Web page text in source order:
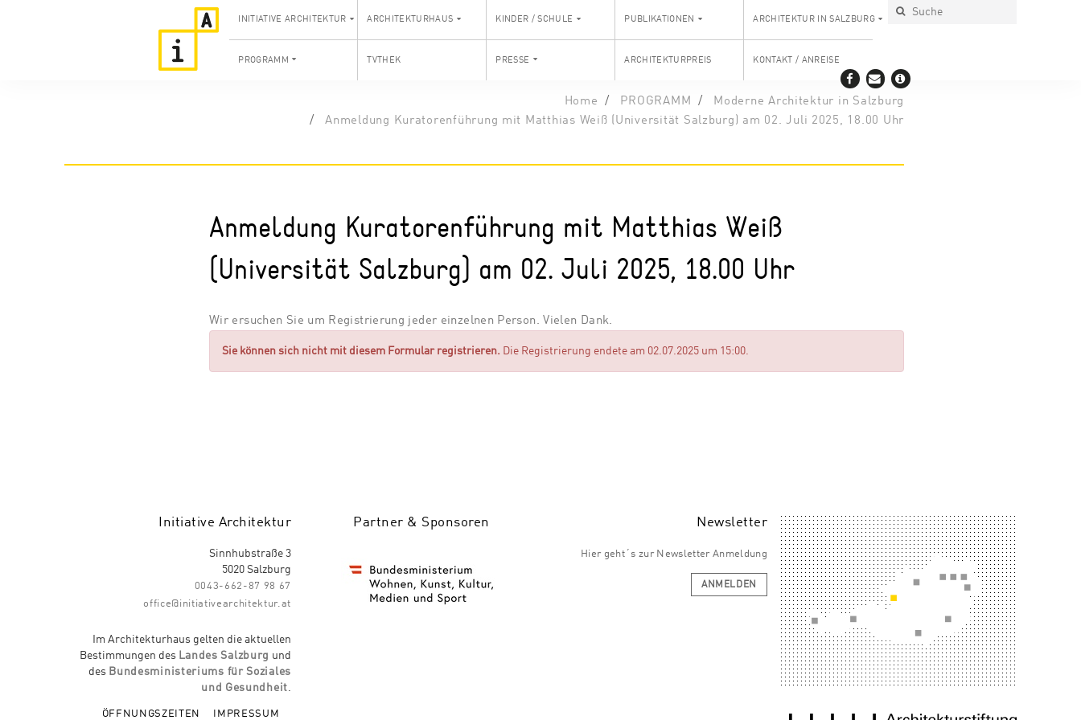
INITIATIVE ARCHITEKTUR ARCHITEKTURHAUS KINDER / SCHULE PUBLIKATIONEN ARCHITEKTUR IN SALZBURG
PROGRAMM TVTHEK PRESSE ARCHITEKTURPREIS KONTAKT / ANREISE
Home PROGRAMM
Moderne Architektur in Salzburg
Anmeldung Kuratorenführung mit Matthias Weiß (Universität Salzburg) am 02. Juli 2025, 18.00 Uhr
Anmeldung Kuratorenführung mit Matthias Weiß
(Universität Salzburg) am 02. Juli 2025, 18.00 Uhr
Wir ersuchen Sie um Registrierung jeder einzelnen Person. Vielen Dank.
Sie können sich nicht mit diesem Formular registrieren. Die Registrierung endete am 02.07.2025 um 15:00.
Initiative Architektur
Sinnhubstraße 3
5020 Salzburg
0043-662-87 98 67
office@initiativearchitektur.at
Im Architekturhaus gelten die aktuellen
Bestimmungen des Landes Salzburg und
des Bundesministeriums für Soziales
und Gesundheit
Partner & Sponsoren Newsletter
Hier geht´s zur Newsletter Anmeldung
ANMELDEN
ÖFFNUNGSZEITEN IMPRESSUM